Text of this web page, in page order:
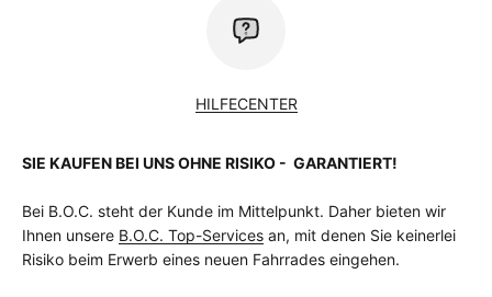
HILFECENTER
SIE KAUFEN BEI UNS OHNE RISIKO - GARANTIERT!
Bei B.O.C. steht der Kunde im Mittelpunkt. Daher bieten wir
Ihnen unsere B.O.C. Top-Services an, mit denen Sie keinerlei
Risiko beim Erwerb eines neuen Fahrrades eingehen.